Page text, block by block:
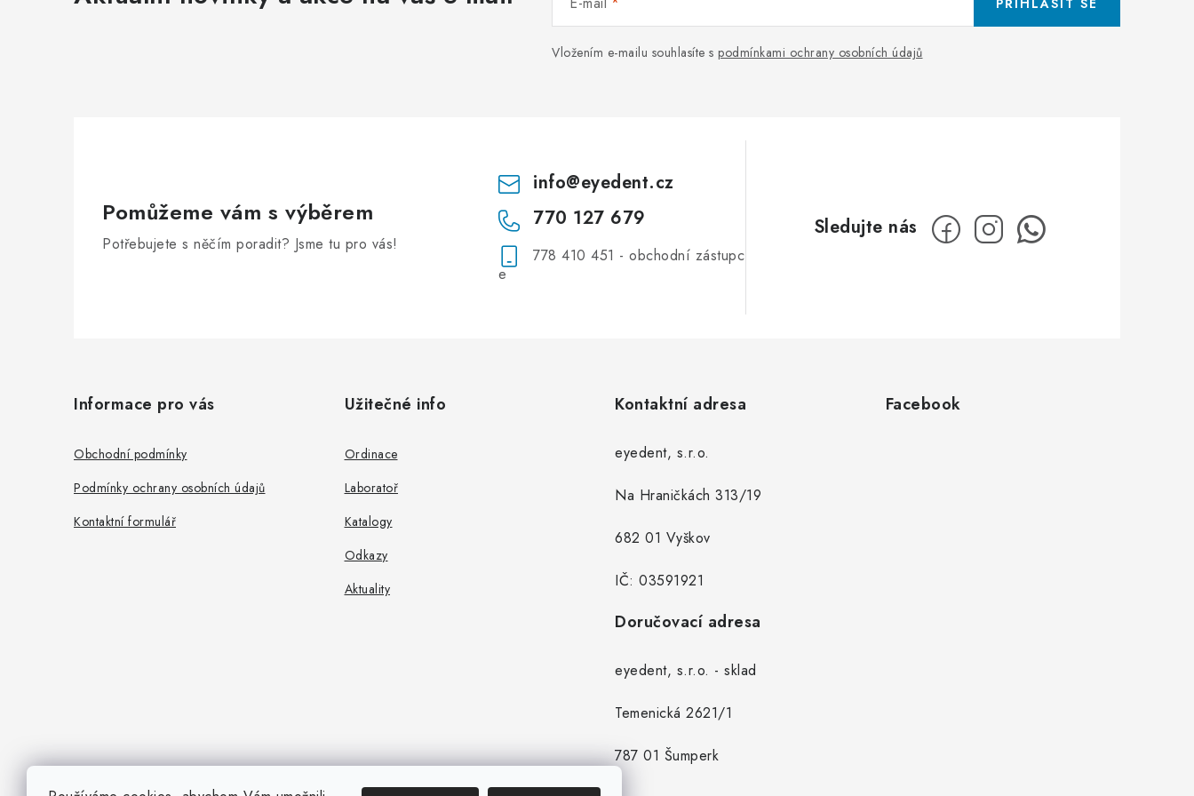
Vložením e-mailu souhlasíte s podmínkami ochrany osobních údajů
PŘIHLÁSIT SE
Pomůžeme vám s výběrem
Potřebujete s něčím poradit? Jsme tu pro vás!
info@eyedent.cz
770 127 679
778 410 451 - obchodní zástupc
e
Informace pro vás
Obchodní podmínky
Podmínky ochrany osobních údajů
Kontaktní formulář
Užitečné info
Ordinace
Laboratoř
Katalogy
Odkazy
Aktuality
Kontaktní adresa
eyedent, s.r.o.
Na Hraničkách 313/19
682 01 Vyškov
IČ: 03591921
Doručovací adresa
eyedent, s.r.o. - sklad
Temenická 2621/1
787 01 Šumperk
Facebook